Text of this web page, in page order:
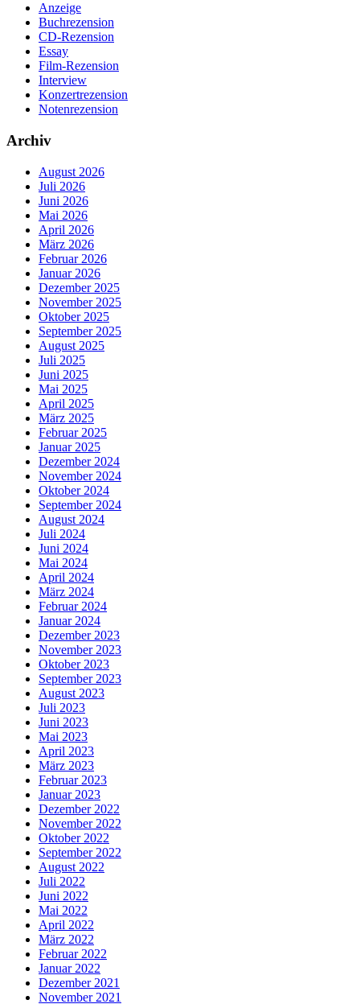
Anzeige
Buchrezension
CD-Rezension
Essay
Film-Rezension
Interview
Konzertrezension
Notenrezension
Archiv
August 2026
Juli 2026
Juni 2026
Mai 2026
April 2026
März 2026
Februar 2026
Januar 2026
Dezember 2025
November 2025
Oktober 2025
September 2025
August 2025
Juli 2025
Juni 2025
Mai 2025
April 2025
März 2025
Februar 2025
Januar 2025
Dezember 2024
November 2024
Oktober 2024
September 2024
August 2024
Juli 2024
Juni 2024
Mai 2024
April 2024
März 2024
Februar 2024
Januar 2024
Dezember 2023
November 2023
Oktober 2023
September 2023
August 2023
Juli 2023
Juni 2023
Mai 2023
April 2023
März 2023
Februar 2023
Januar 2023
Dezember 2022
November 2022
Oktober 2022
September 2022
August 2022
Juli 2022
Juni 2022
Mai 2022
April 2022
März 2022
Februar 2022
Januar 2022
Dezember 2021
November 2021